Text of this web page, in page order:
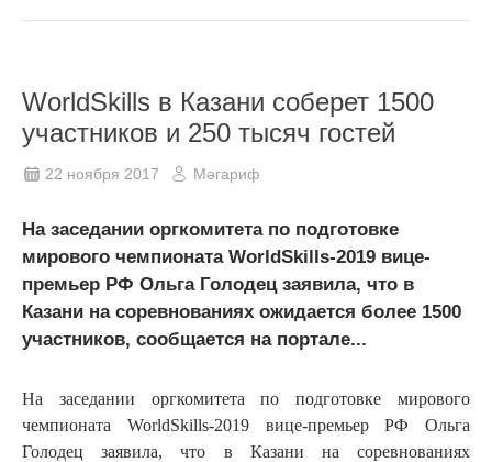
WorldSkills в Казани соберет 1500
участников и 250 тысяч гостей
22 ноября 2017 Мәгариф
На заседании оргкомитета по подготовке
мирового чемпионата WorldSkills-2019 вице-
премьер РФ Ольга Голодец заявила, что в
Казани на соревнованиях ожидается более 1500
участников, сообщается на портале...
На заседании оргкомитета по подготовке мирового
чемпионата WorldSkills-2019 вице-премьер РФ Ольга
Голодец заявила, что в Казани на соревнованиях